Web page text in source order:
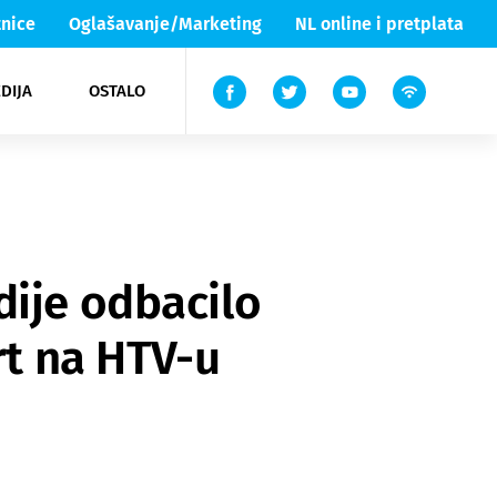
Oglašavanje/Marketing NL online i pretplata
OSTALO
Lika & Senj
TV
odbacilo
na HTV-u